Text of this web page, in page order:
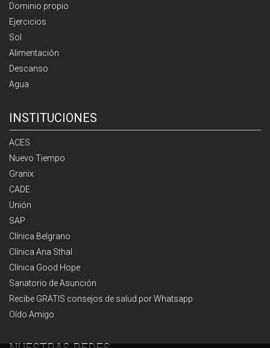
Dominio propio
Ejercicios
Sol
Alimentación
Descanso
Agua
INSTITUCIONES
ACES
Nuevo Tiempo
Granix
CADE
Unión
SAP
Clínica Belgrano
Clínica Ana Sthal
Clínica Good Hope
Sanatorio de Asunción
Recibe GRATIS consejos de salud por Whatsapp
Oído Amigo